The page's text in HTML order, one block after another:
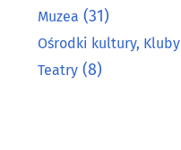
Muzea (31)
Ośrodki kultury, Kluby
Teatry (8)